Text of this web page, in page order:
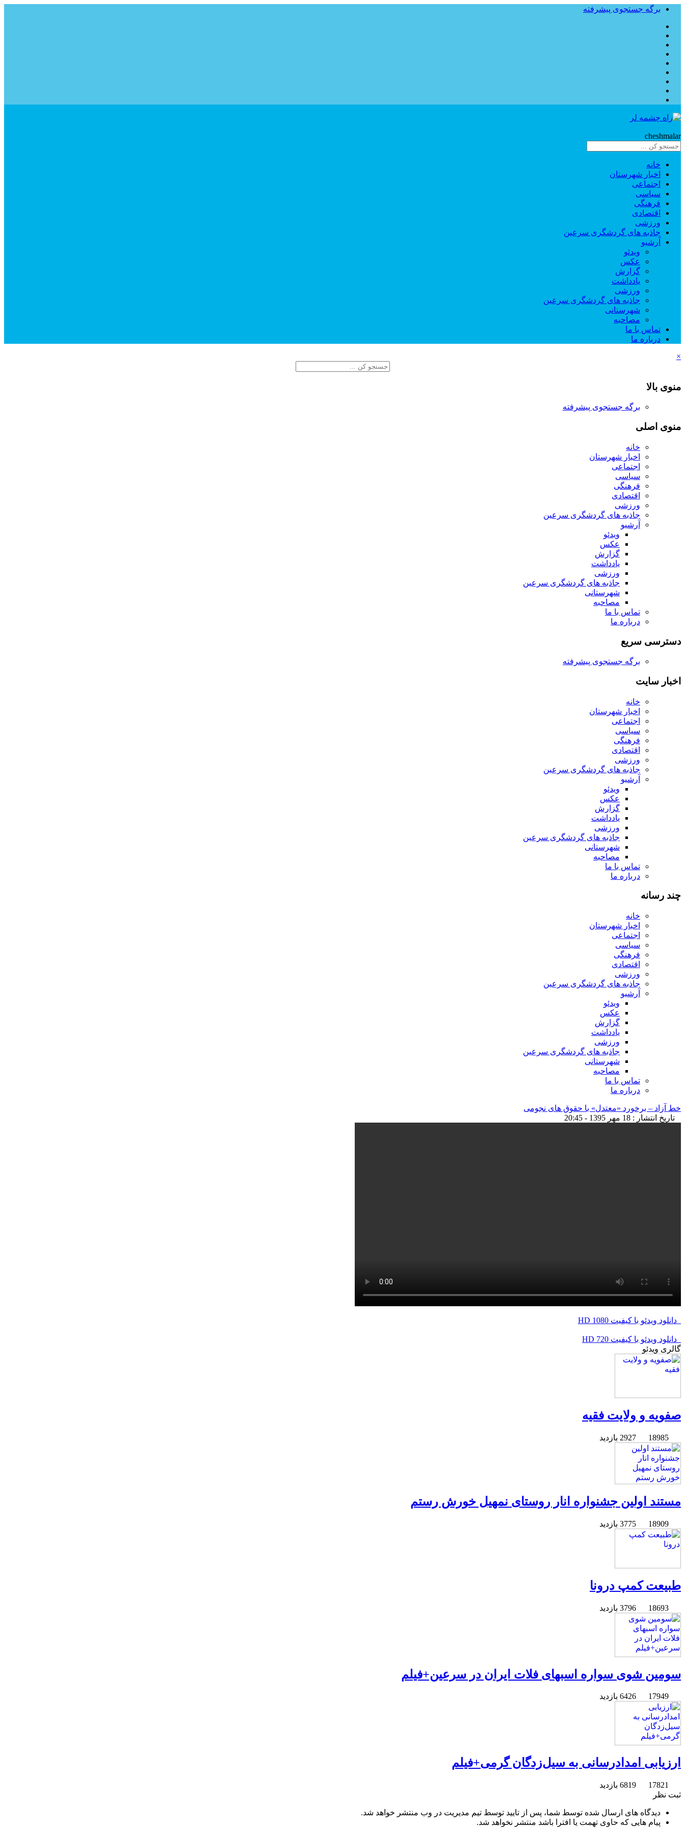
برگه جستجوی پیشرفته
cheshmalar
خانه
اخبار شهرستان
اجتماعی
سیاسی
فرهنگی
اقتصادی
ورزشی
جاذبه های گردشگری سرعین
آرشیو
ویدئو
عکس
گزارش
یادداشت
ورزشی
جاذبه های گردشگری سرعین
شهرستانی
مصاحبه
تماس با ما
درباره ما
×
منوی بالا
برگه جستجوی پیشرفته
منوی اصلی
خانه
اخبار شهرستان
اجتماعی
سیاسی
فرهنگی
اقتصادی
ورزشی
جاذبه های گردشگری سرعین
آرشیو
ویدئو
عکس
گزارش
یادداشت
ورزشی
جاذبه های گردشگری سرعین
شهرستانی
مصاحبه
تماس با ما
درباره ما
دسترسی سریع
برگه جستجوی پیشرفته
اخبار سایت
خانه
اخبار شهرستان
اجتماعی
سیاسی
فرهنگی
اقتصادی
ورزشی
جاذبه های گردشگری سرعین
آرشیو
ویدئو
عکس
گزارش
یادداشت
ورزشی
جاذبه های گردشگری سرعین
شهرستانی
مصاحبه
تماس با ما
درباره ما
چند رسانه
خانه
اخبار شهرستان
اجتماعی
سیاسی
فرهنگی
اقتصادی
ورزشی
جاذبه های گردشگری سرعین
آرشیو
ویدئو
عکس
گزارش
یادداشت
ورزشی
جاذبه های گردشگری سرعین
شهرستانی
مصاحبه
تماس با ما
درباره ما
خط آزاد – برخورد «معتدل» با حقوق های نجومی
تاریخ انتشار : 18 مهر 1395 - 20:45
دانلود ویدئو با کیفیت 1080 HD
دانلود ویدئو با کیفیت 720 HD
گالری ویدئو
صفویه و ولایت فقیه
مستند اولین جشنواره انار روستای نمهیل خورش رستم
طبیعت کمپ درونا
سومین شوی سواره اسبهای فلات ایران در سرعین+فیلم
ارزیابی امدادرسانی به سیل‌زدگان گرمی+فیلم
ثبت نظر
دیدگاه های ارسال شده توسط شما، پس از تایید توسط تیم مدیریت در وب منتشر خواهد شد.
پیام هایی که حاوی تهمت یا افترا باشد منتشر نخواهد شد.